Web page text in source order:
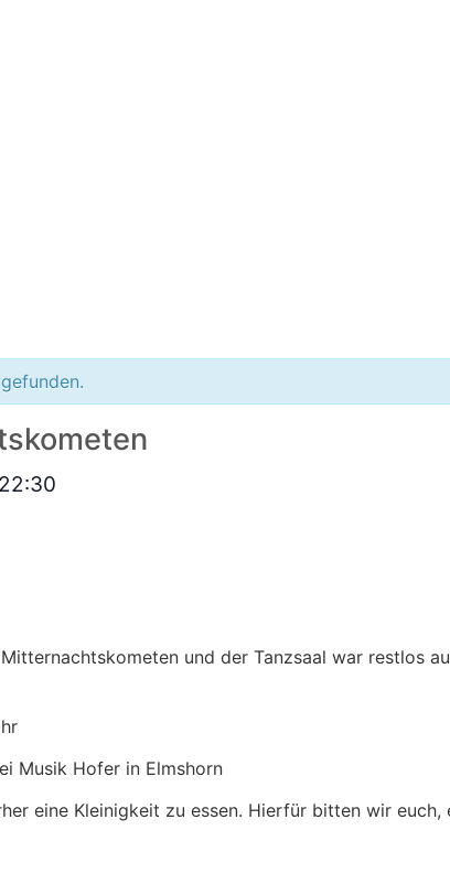
22:30
und der Tanzsaal war restlos
Musik Hofer in Elmshorn
eine Kleinigkeit zu essen. Hierfür bitten wir euch,